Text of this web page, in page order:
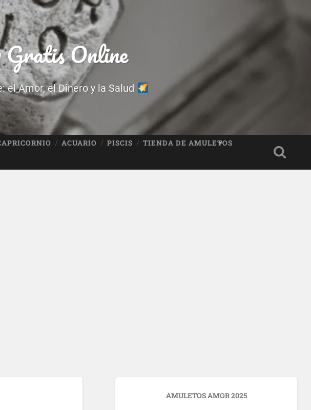
Online
el Amor, el Dinero y la Salud
ACUARIO PISCIS TIENDA DE AMULETOS
AMULETOS AMOR 2025